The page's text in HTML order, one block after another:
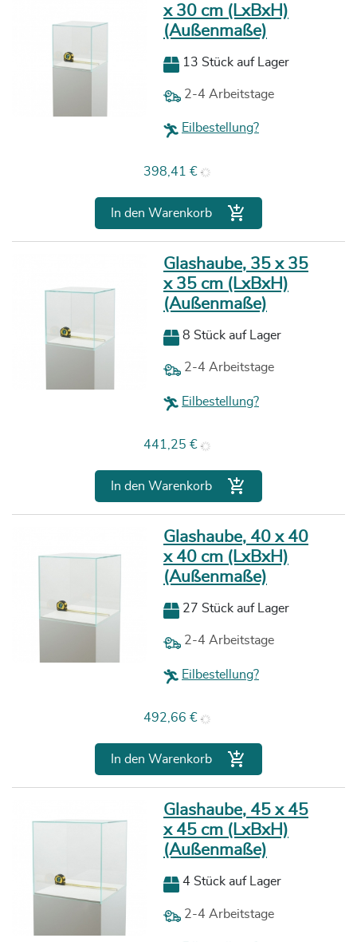
x 30 cm (LxBxH)
(Außenmaße)
13 Stück auf Lager
2-4 Arbeitstage
Eilbestellung?
Preis
398,41 €
In den Warenkorb 
Glashaube, 35 x 35
x 35 cm (LxBxH)
(Außenmaße)
8 Stück auf Lager
2-4 Arbeitstage
Eilbestellung?
Preis
441,25 €
In den Warenkorb 
Glashaube, 40 x 40
x 40 cm (LxBxH)
(Außenmaße)
27 Stück auf Lager
2-4 Arbeitstage
Eilbestellung?
Preis
492,66 €
In den Warenkorb 
Glashaube, 45 x 45
x 45 cm (LxBxH)
(Außenmaße)
4 Stück auf Lager
2-4 Arbeitstage